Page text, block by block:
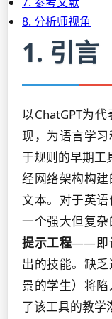
8. 分析师视角
1. 引言
以ChatGPT为
现，为语言学
于规则的早期
经网络架构构
文本。对于英
一个强大但复
提示工程——即
出的技能。缺
景的学生）将
了该工具的教学